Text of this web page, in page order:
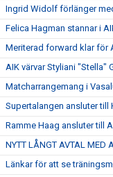
Ingrid Widolf förlänger
Felica Hagman stannar i
Meriterad forward klar för
AIK värvar Styliani "Stella"
Matcharrangemang i
Supertalangen ansluter till
Ramme Haag ansluter till
NYTT LÅNGT AVTAL MED
Länkar för att se